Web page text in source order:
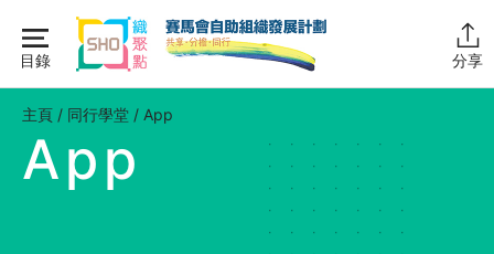
content
目錄 分享
主頁
同行學堂
同行學堂・簡介
主頁 / 同行學堂 / App
App